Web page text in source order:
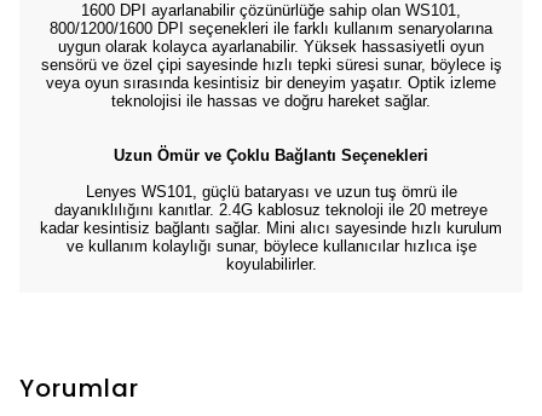
1600 DPI ayarlanabilir çözünürlüğe sahip olan WS101,
800/1200/1600 DPI seçenekleri ile farklı kullanım senaryolarına
uygun olarak kolayca ayarlanabilir. Yüksek hassasiyetli oyun
sensörü ve özel çipi sayesinde hızlı tepki süresi sunar, böylece iş
veya oyun sırasında kesintisiz bir deneyim yaşatır. Optik izleme
teknolojisi ile hassas ve doğru hareket sağlar.
Uzun Ömür ve Çoklu Bağlantı Seçenekleri
Lenyes WS101, güçlü bataryası ve uzun tuş ömrü ile
dayanıklılığını kanıtlar. 2.4G kablosuz teknoloji ile 20 metreye
kadar kesintisiz bağlantı sağlar. Mini alıcı sayesinde hızlı kurulum
ve kullanım kolaylığı sunar, böylece kullanıcılar hızlıca işe
koyulabilirler.
Yorumlar